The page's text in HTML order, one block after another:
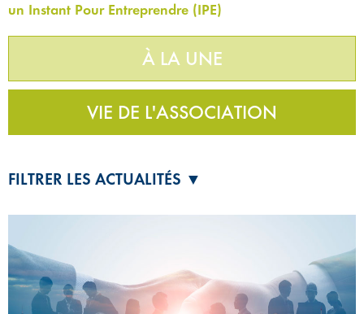
un Instant Pour Entreprendre (IPE)
À LA UNE
VIE DE L'ASSOCIATION
FILTRER LES ACTUALITÉS ▼